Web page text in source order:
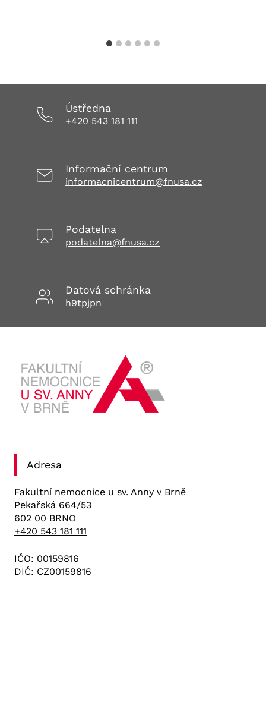
Ústředna
+420 543 181 111
Informační centrum
informacnicentrum@fnusa.cz
Podatelna
podatelna@fnusa.cz
Datová schránka
h9tpjpn
Adresa
Fakultní nemocnice u sv. Anny v Brně
Pekařská 664/53
602 00 BRNO
+420 543 181 111
IČO: 00159816
DIČ: CZ00159816